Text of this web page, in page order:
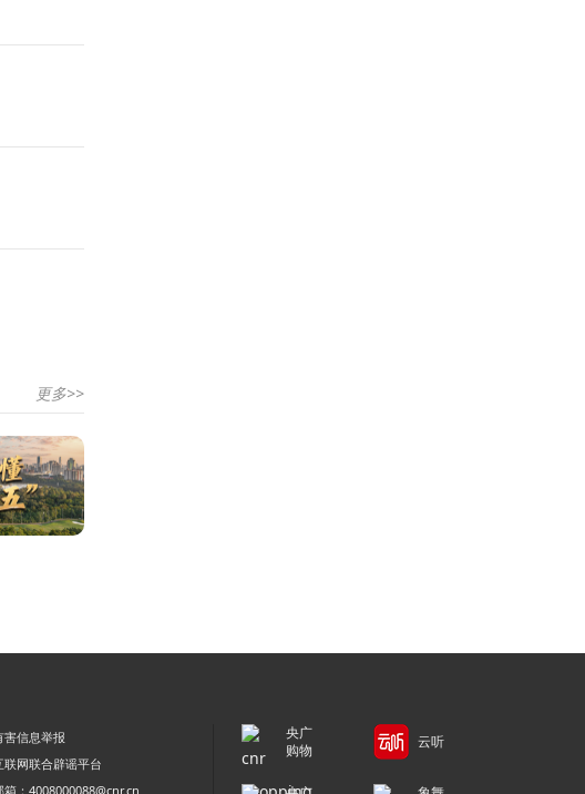
更多>>
害信息举报
联网联合辟谣平台
箱：4008000088@cnr.cn
央广
购物
云听